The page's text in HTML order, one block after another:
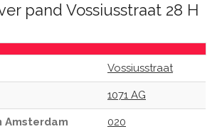
pand Vossiusstraat 28 H
Vossiusstraat
1071 AG
Amsterdam 020